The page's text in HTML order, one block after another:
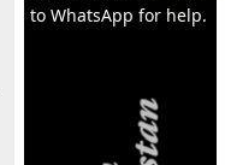
to WhatsApp for help.